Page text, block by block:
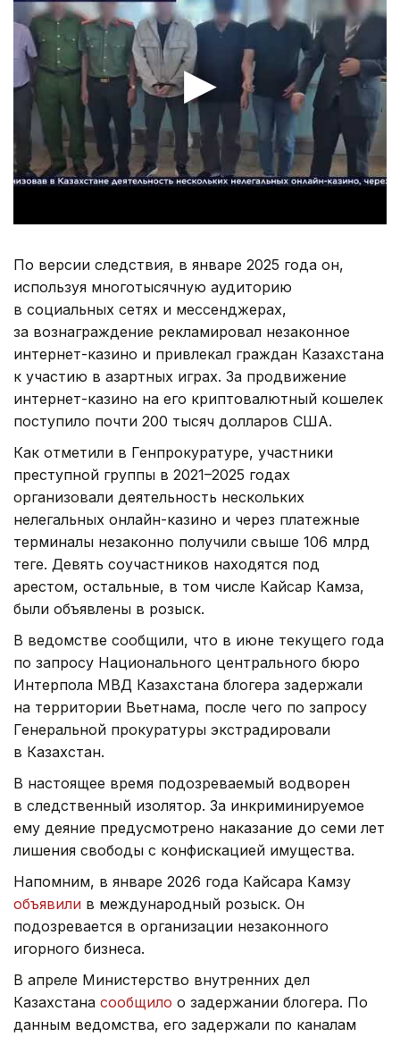
По версии следствия, в январе 2025 года он,
используя многотысячную аудиторию
в социальных сетях и мессенджерах,
за вознаграждение рекламировал незаконное
интернет-казино и привлекал граждан Казахстана
к участию в азартных играх. За продвижение
интернет-казино на его криптовалютный кошелек
поступило почти 200 тысяч долларов США.
Как отметили в Генпрокуратуре, участники
преступной группы в 2021–2025 годах
организовали деятельность нескольких
нелегальных онлайн-казино и через платежные
терминалы незаконно получили свыше 106 млрд
теңге. Девять соучастников находятся под
арестом, остальные, в том числе Кайсар Камза,
были объявлены в розыск.
В ведомстве сообщили, что в июне текущего года
по запросу Национального центрального бюро
Интерпола МВД Казахстана блогера задержали
на территории Вьетнама, после чего по запросу
Генеральной прокуратуры экстрадировали
в Казахстан.
В настоящее время подозреваемый водворен
в следственный изолятор. За инкриминируемое
ему деяние предусмотрено наказание до семи лет
лишения свободы с конфискацией имущества.
Напомним, в январе 2026 года Кайсара Камзу
объявили в международный розыск. Он
подозревается в организации незаконного
игорного бизнеса.
В апреле Министерство внутренних дел
Казахстана сообщило о задержании блогера. По
данным ведомства, его задержали по каналам